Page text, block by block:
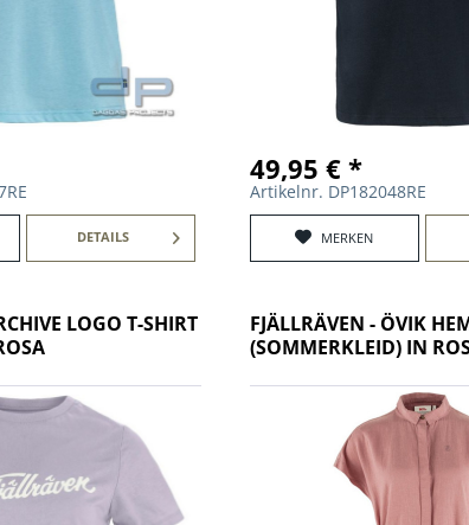
DETAILS
49,95 € *
Artikelnr. DP182048RE
MERKEN
LOGO T-SHIRT
FJÄLLRÄVEN - ÖVIK
(SOMMERKLEID) IN